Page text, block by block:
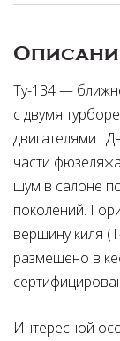
Ту-134 —
с двумя
двигателями .
части
шум в салоне
поколений.
вершину киля
размещено в
Интересной